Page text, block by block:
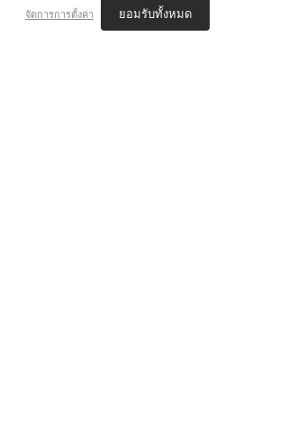
จัดการการตั้งค่า ยอมรับทั้งหมด